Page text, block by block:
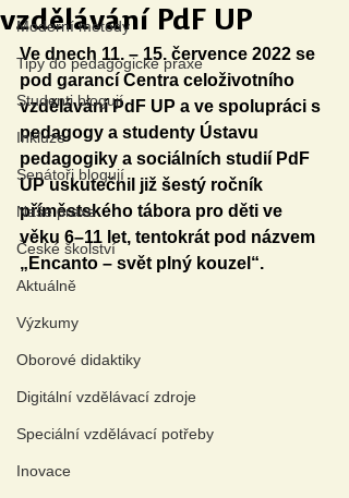
Moderní metody
Tipy do pedagogické praxe
Studenti blogují
Inkluze
Senátoři blogují
Naše praxe
České školství
Aktuálně
Výzkumy
Oborové didaktiky
Digitální vzdělávací zdroje
Speciální vzdělávací potřeby
Inovace
vzdělávání PdF UP
Ve dnech 11. – 15. července 2022 se
pod garancí Centra celoživotního
vzdělávání PdF UP a ve spolupráci s
pedagogy a studenty Ústavu
pedagogiky a sociálních studií PdF
UP uskutečnil již šestý ročník
příměstského tábora pro děti ve
věku 6–11 let, tentokrát pod názvem
„Encanto – svět plný kouzel“.